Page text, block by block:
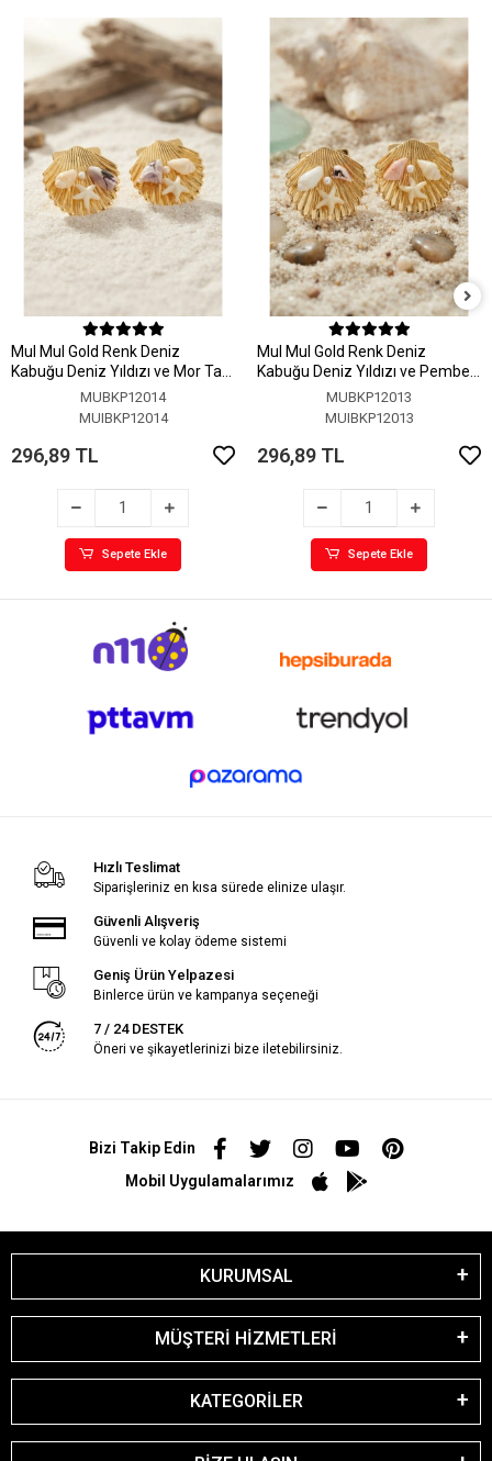
MuI MuI Gold Renk Deniz
Kabuğu Deniz Yıldızı ve Mor Taş
Detaylı KüpeMUBKP12014
MUIBKP12014
296,89 TL
Sepete Ekle
MuI MuI Gold Renk Deniz
Kabuğu Deniz Yıldızı ve Pembe
Taş Detaylı Küpe
MUBKP12013
MUIBKP12013
296,89 TL
Sepete Ekle
Hızlı Teslimat
Siparişleriniz en kısa sürede elinize ulaşır.
Güvenli Alışveriş
Güvenli ve kolay ödeme sistemi
Geniş Ürün Yelpazesi
Binlerce ürün ve kampanya seçeneği
7 / 24 DESTEK
Öneri ve şikayetlerinizi bize iletebilirsiniz.
Bizi Takip Edin
Mobil Uygulamalarımız
KURUMSAL
MÜŞTERİ HİZMETLERİ
KATEGORİLER